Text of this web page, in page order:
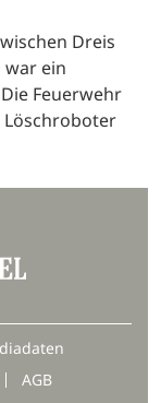
Dreis
war ein
Feuerwehr
Löschroboter
AGB